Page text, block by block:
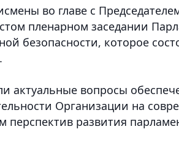
во главе с
пленарном заседании
безопасности, которое
актуальные вопросы
Организации на
перспектив развития